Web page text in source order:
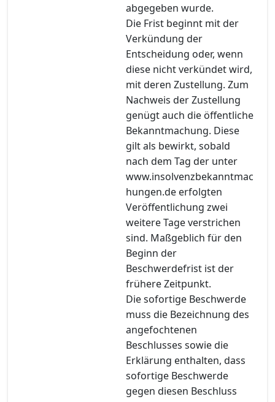
abgegeben wurde.
Die Frist beginnt mit der
Verkündung der
Entscheidung oder, wenn
diese nicht verkündet wird,
mit deren Zustellung. Zum
Nachweis der Zustellung
genügt auch die öffentliche
Bekanntmachung. Diese
gilt als bewirkt, sobald
nach dem Tag der unter
www.insolvenzbekanntmac
hungen.de erfolgten
Veröffentlichung zwei
weitere Tage verstrichen
sind. Maßgeblich für den
Beginn der
Beschwerdefrist ist der
frühere Zeitpunkt.
Die sofortige Beschwerde
muss die Bezeichnung des
angefochtenen
Beschlusses sowie die
Erklärung enthalten, dass
sofortige Beschwerde
gegen diesen Beschluss